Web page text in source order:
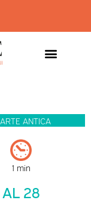
ARTE ANTICA
1 min
AL 28